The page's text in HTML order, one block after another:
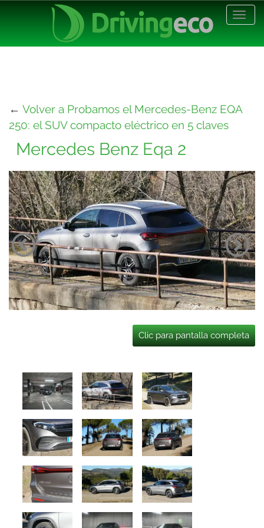
← Volver a Probamos el Mercedes-Benz EQA
250: el SUV compacto eléctrico en 5 claves
Mercedes Benz Eqa 2
Clic para pantalla completa